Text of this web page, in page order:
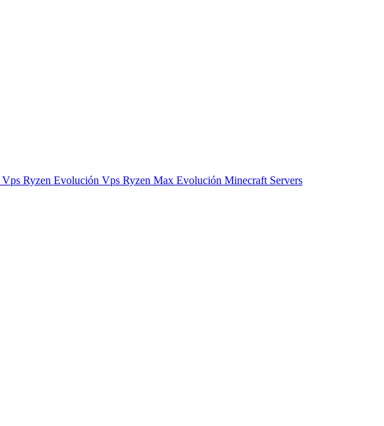
Vps Ryzen Evolución Vps Ryzen Max Evolución Minecraft Servers